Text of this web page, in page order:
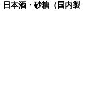
日本酒・砂糖（国内製